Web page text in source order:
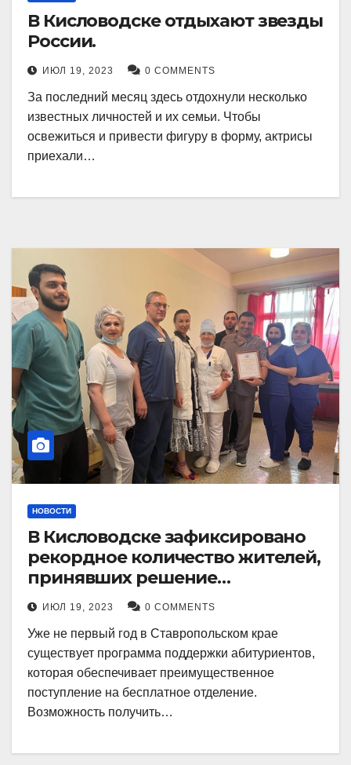
В Кисловодске отдыхают звезды
России.
ИЮЛ 19, 2023 0 COMMENTS
За последний месяц здесь отдохнули несколько
известных личностей и их семьи. Чтобы
освежиться и привести фигуру в форму, актрисы
приехали…
НОВОСТИ
В Кисловодске зафиксировано
рекордное количество жителей,
принявших решение
воспользоваться
установленными мерами, с
целью поступления в
медицинский вуз в районе.
ИЮЛ 19, 2023 0 COMMENTS
Уже не первый год в Ставропольском крае
существует программа поддержки абитуриентов,
которая обеспечивает преимущественное
поступление на бесплатное отделение.
Возможность получить…